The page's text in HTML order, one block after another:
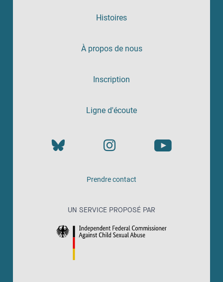
Histoires
À propos de nous
Inscription
Ligne d'écoute
Prendre contact
UN SERVICE PROPOSÉ PAR